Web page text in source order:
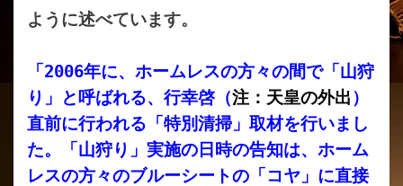
ように述べています。
「2006年に、ホームレスの方々の間で「山狩
り」と呼ばれる、行幸啓（注：天皇の外出 ）
直前に行われる「特別清掃」取材を行いまし
た。「山狩り」実施の日時の告知は、ホーム
レスの方々のブルーシートの「コヤ」に直接